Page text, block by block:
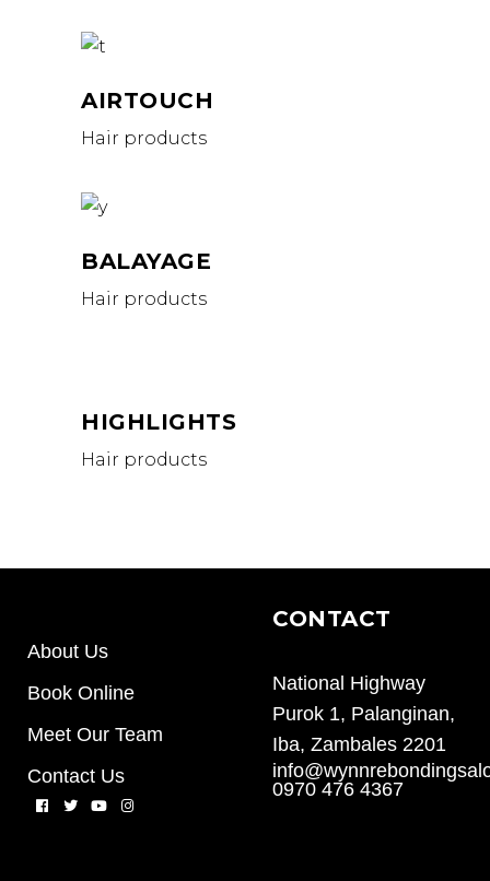
AIRTOUCH
Hair products
BALAYAGE
Hair products
HIGHLIGHTS
Hair products
About Us
Book Online
Meet Our Team
Contact Us
CONTACT
National Highway
Purok 1, Palanginan,
Iba, Zambales 2201
0970 476 4367